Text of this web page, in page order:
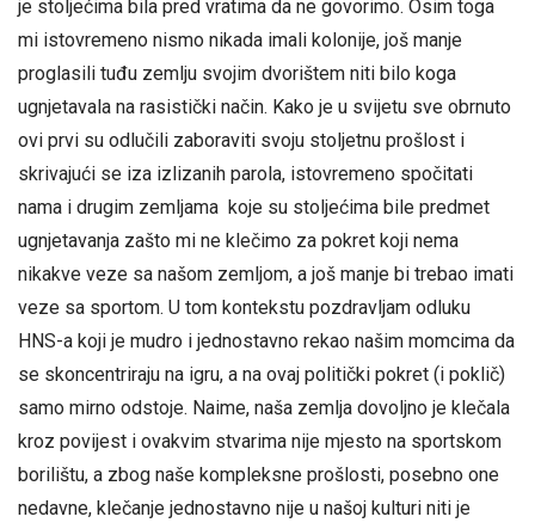
je stoljećima bila pred vratima da ne govorimo. Osim toga
mi istovremeno nismo nikada imali kolonije, još manje
proglasili tuđu zemlju svojim dvorištem niti bilo koga
ugnjetavala na rasistički način. Kako je u svijetu sve obrnuto
ovi prvi su odlučili zaboraviti svoju stoljetnu prošlost i
skrivajući se iza izlizanih parola, istovremeno spočitati
nama i drugim zemljama koje su stoljećima bile predmet
ugnjetavanja zašto mi ne klečimo za pokret koji nema
nikakve veze sa našom zemljom, a još manje bi trebao imati
veze sa sportom. U tom kontekstu pozdravljam odluku
HNS-a koji je mudro i jednostavno rekao našim momcima da
se skoncentriraju na igru, a na ovaj politički pokret (i poklič)
samo mirno odstoje. Naime, naša zemlja dovoljno je klečala
kroz povijest i ovakvim stvarima nije mjesto na sportskom
borilištu, a zbog naše kompleksne prošlosti, posebno one
nedavne, klečanje jednostavno nije u našoj kulturi niti je